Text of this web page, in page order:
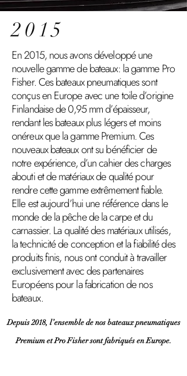
2015
En 2015, nous avons développé une
nouvelle gamme de bateaux: la gamme Pro
Fisher. Ces bateaux pneumatiques sont
conçus en Europe avec une toile d’origine
Finlandaise de 0,95 mm d’épaisseur,
rendant les bateaux plus légers et moins
onéreux que la gamme Premium. Ces
nouveaux bateaux ont su bénéficier de
notre expérience, d’un cahier des charges
abouti et de matériaux de qualité pour
rendre cette gamme extrêmement fiable.
Elle est aujourd’hui une référence dans le
monde de la pêche de la carpe et du
carnassier.La qualité des matériaux utilisés,
la technicité de conception et la fiabilité des
produits finis, nous ont conduit à travailler
exclusivement avec des partenaires
Européens pour la fabrication de nos
bateaux.
Depuis 2018, l’ensemble de nos bateaux pneumatiques
Premium et Pro Fisher sont fabriqués en Europe.